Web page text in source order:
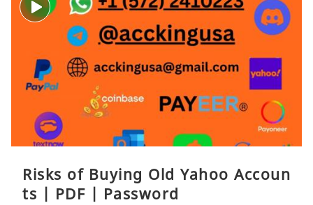
Risks of Buying Old Yahoo Accoun
ts | PDF | Password